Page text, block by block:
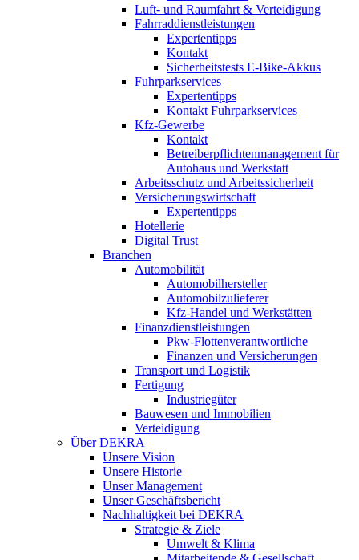
Luft- und Raumfahrt & Verteidigung
Fahrraddienstleistungen
Expertentipps
Kontakt
Sicherheitstests E-Bike-Akkus
Fuhrparkservices
Expertentipps
Kontakt Fuhrparkservices
Kfz-Gewerbe
Kontakt
Betreiberpflichtenmanagement für
Autohaus und Werkstatt
Arbeitsschutz und Arbeitssicherheit
Versicherungswirtschaft
Expertentipps
Hotellerie
Digital Trust
Branchen
Automobilität
Automobilhersteller
Automobilzulieferer
Kfz-Handel und Werkstätten
Finanzdienstleistungen
Pkw‑Flottenverantwortliche
Finanzen und Versicherungen
Transport und Logistik
Fertigung
Industriegüter
Bauwesen und Immobilien
Verteidigung
Über DEKRA
Unsere Vision
Unsere Historie
Unser Management
Unser Geschäftsbericht
Nachhaltigkeit bei DEKRA
Strategie & Ziele
Umwelt & Klima